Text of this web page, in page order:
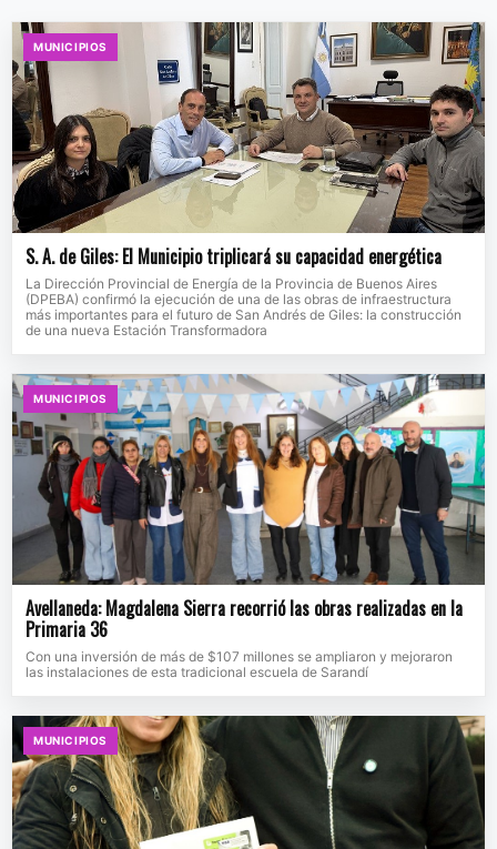
MUNICIPIOS
S. A. de Giles: El Municipio triplicará su capacidad energética
La Dirección Provincial de Energía de la Provincia de Buenos Aires
(DPEBA) confirmó la ejecución de una de las obras de infraestructura
más importantes para el futuro de San Andrés de Giles: la construcción
de una nueva Estación Transformadora
MUNICIPIOS
Avellaneda: Magdalena Sierra recorrió las obras realizadas en la
Primaria 36
Con una inversión de más de $107 millones se ampliaron y mejoraron
las instalaciones de esta tradicional escuela de Sarandí
MUNICIPIOS